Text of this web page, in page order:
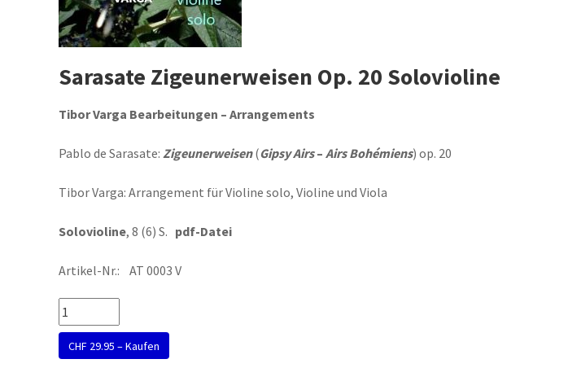
Sarasate Zigeunerweisen Op. 20 Solovioline
Tibor Varga Bearbeitungen – Arrangements
Pablo de Sarasate: Zigeunerweisen(Gipsy Airs– Airs Bohémiens) op. 20
Tibor Varga: Arrangement für Violine solo, Violine und Viola
Solovioline, 8 (6) S. pdf-Datei
Artikel-Nr.: AT 0003 V
CHF 29.95 – Kaufen